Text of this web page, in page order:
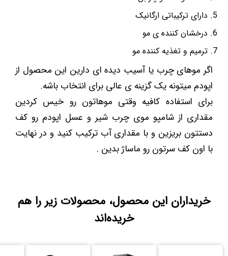
دارای ترکیباتی ارگانیک
درخشان کننده ی مو
ترمیم و تغذیه کننده مو
اگر موهای چرب یا آسیب دیده ای دارین این محصول از
اپودم میتونه یک گزینه ی عالی برای انتخاب باشه.
برای استفاده کافیه وقتی موهاتون رو خیس کردین
مقداری از شامپو موی چرب شیر و عسل اپودم رو کف
دستتون بریزین و با مقداری آب ترکیب کنید و در نهایت
با اون کف سرتون رو ماساژ بدین .
خریداران این محصول، محصولات زیر را هم
خریده‌اند